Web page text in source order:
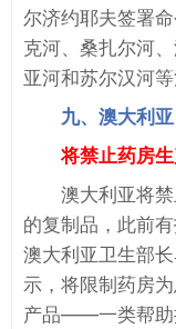
尔济约耶夫签署
克河、桑扎尔河
亚河和苏尔汉河
九、澳大利亚
将禁止药房
澳大利亚将
的复制品，此前
澳大利亚卫生部
示，将限制药房
产品——一类帮助